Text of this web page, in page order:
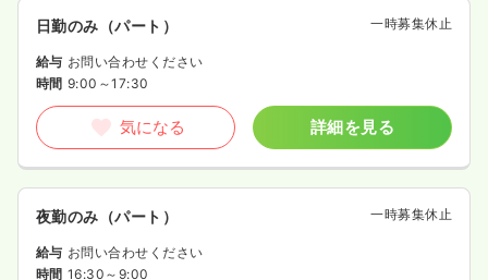
日勤のみ（パート） 一時募集休止
給与 お問い合わせください
時間 9:00～17:30
気になる 詳細を見る
夜勤のみ（パート） 一時募集休止
給与 お問い合わせください
時間 16:30～9:00